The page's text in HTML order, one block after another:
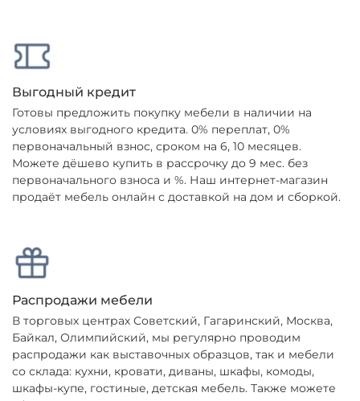
Выгодный кредит
Готовы предложить покупку мебели в наличии на
условиях выгодного кредита. 0% переплат, 0%
первоначальный взнос, сроком на 6, 10 месяцев.
Можете дёшево купить в рассрочку до 9 мес. без
первоначального взноса и %. Наш интернет-магазин
продаёт мебель онлайн с доставкой на дом и сборкой.
Распродажи мебели
В торговых центрах Советский, Гагаринский, Москва,
Байкал, Олимпийский, мы регулярно проводим
распродажи как выставочных образцов, так и мебели
со склада: кухни, кровати, диваны, шкафы, комоды,
шкафы-купе, гостиные, детская мебель. Также можете